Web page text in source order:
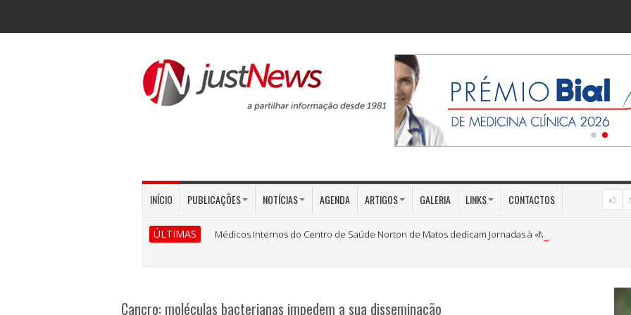
INÍCIO PUBLICAÇÕES NOTÍCIAS AGENDA ARTIGOS GALERIA LINKS CONTACTOS
ÚLTIMAS Médicos Internos do Centro de Saúde Norton de Matos dedicam Jornadas à «Medicina Preventiva»
Cancro: moléculas bacterianas impedem a sua disseminação